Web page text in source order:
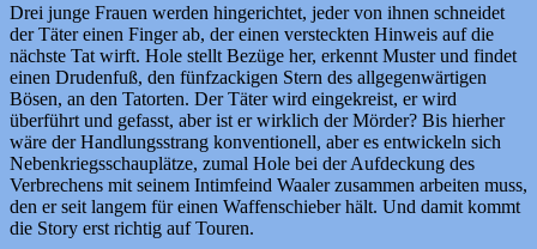
Drei junge Frauen werden hingerichtet, jeder von ihnen schneidet
der Täter einen Finger ab, der einen versteckten Hinweis auf die
nächste Tat wirft. Hole stellt Bezüge her, erkennt Muster und findet
einen Drudenfuß, den fünfzackigen Stern des allgegenwärtigen
Bösen, an den Tatorten. Der Täter wird eingekreist, er wird
überführt und gefasst, aber ist er wirklich der Mörder? Bis hierher
wäre der Handlungsstrang konventionell, aber es entwickeln sich
Nebenkriegsschauplätze, zumal Hole bei der Aufdeckung des
Verbrechens mit seinem Intimfeind Waaler zusammen arbeiten muss,
den er seit langem für einen Waffenschieber hält. Und damit kommt
die Story erst richtig auf Touren.